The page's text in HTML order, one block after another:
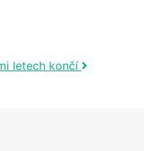
letech končí